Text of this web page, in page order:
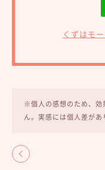
くずはモ
※個人の感想のため、効
ん。実感には個人差があ